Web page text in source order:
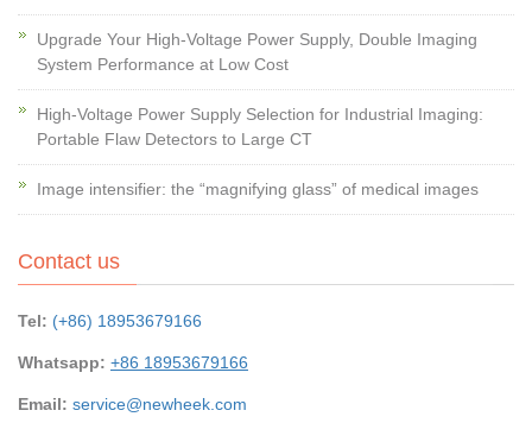
Upgrade Your High-Voltage Power Supply, Double Imaging
System Performance at Low Cost
High-Voltage Power Supply Selection for Industrial Imaging:
Portable Flaw Detectors to Large CT
Image intensifier: the “magnifying glass” of medical images
Contact us
Tel: (+86) 18953679166
Whatsapp: +86 18953679166
Email: service@newheek.com